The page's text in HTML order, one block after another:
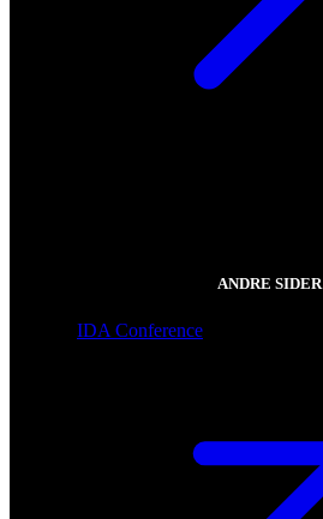
ANDRE SIDER
IDA Conference